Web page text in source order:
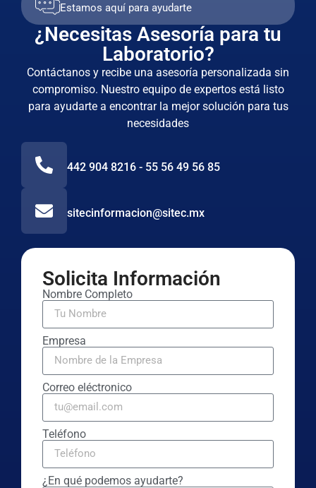
Estamos aquí para ayudarte
¿Necesitas Asesoría para tu
Laboratorio?
Contáctanos y recibe una asesoría personalizada sin
compromiso. Nuestro equipo de expertos está listo
para ayudarte a encontrar la mejor solución para tus
necesidades
442 904 8216 - 55 56 49 56 85
sitecinformacion@sitec.mx
Solicita Información
Nombre Completo
Empresa
Correo eléctronico
Teléfono
¿En qué podemos ayudarte?